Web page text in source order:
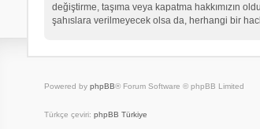
değiştirme, taşıma veya kapatma hakkımızın
şahıslara verilmeyecek olsa da, herhangi bir
Powered by phpBB® Forum Software © phpBB Limited
Türkçe çeviri: phpBB Türkiye